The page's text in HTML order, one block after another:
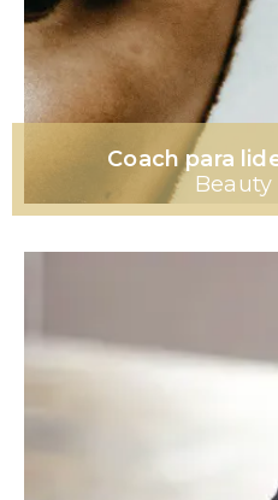
Coach para
Beauty